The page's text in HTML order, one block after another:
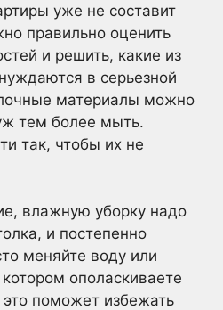
уже не составит
правильно оценить
и решить, какие из
в серьезной
материалы можно
тем более мыть.
так, чтобы их не
влажную уборку надо
и постепенно
меняйте воду или
ополаскиваете
поможет избежать